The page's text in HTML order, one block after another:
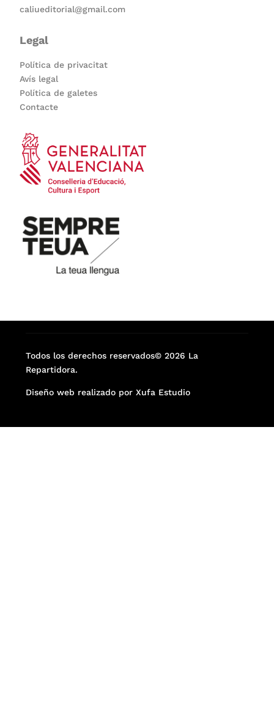
caliueditorial@gmail.com
Legal
Política de privacitat
Avís legal
Política de galetes
Contacte
Todos los derechos reservados© 2026 La
Repartidora.
Diseño web realizado por Xufa Estudio